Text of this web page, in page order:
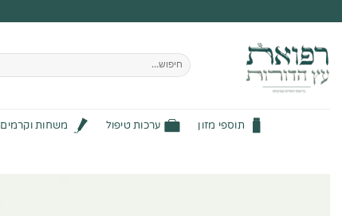
to
content
חיפוש
עבור:
תוספי מזון ערכות טיפול משחות וקרמים